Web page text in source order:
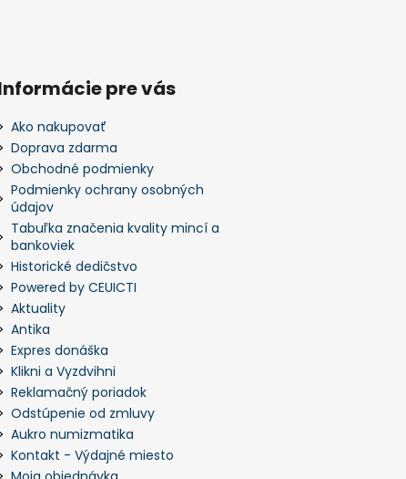
pre vás
Ako nakupovať
Doprava zdarma
Obchodné podmienky
Podmienky ochrany osobných
údajov
Tabuľka značenia kvality mincí a
bankoviek
Historické dedičstvo
Powered by CEUICTI
Aktuality
Antika
Expres donáška
Klikni a Vyzdvihni
Reklamačný poriadok
Odstúpenie od zmluvy
Aukro numizmatika
Kontakt - Výdajné miesto